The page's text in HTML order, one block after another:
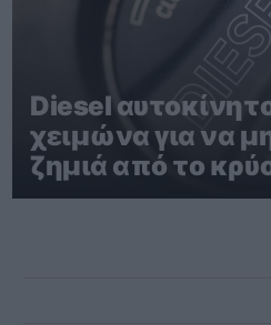
Diesel
χειμώνα για να
ζημιά από το